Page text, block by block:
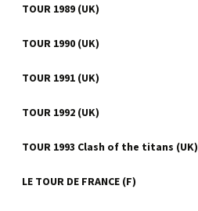
TOUR 1989 (UK)
TOUR 1990 (UK)
TOUR 1991 (UK)
TOUR 1992 (UK)
TOUR 1993 Clash of the titans (UK)
LE TOUR DE FRANCE (F)